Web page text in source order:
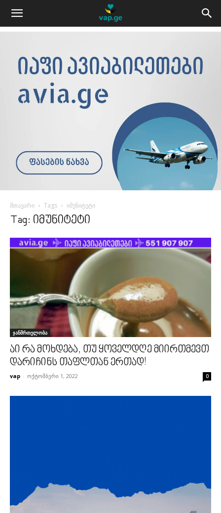
მთავარი Tags იმუნიტეტი
Tag: იმუნიტეტი
ჯანმრთელობა
აი რა მოხდება, თუ ყოველდღე მიირთმევთ
დარიჩინს თაფლთან ერთად!
vap - ოქტომბერი 1, 2022 0